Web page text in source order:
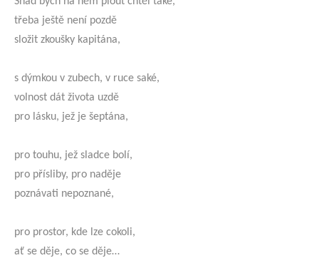
třeba ještě není pozdě
složit zkoušky kapitána,
s dýmkou v zubech, v ruce saké,
volnost dát života uzdě
pro lásku, jež je šeptána,
pro touhu, jež sladce bolí,
pro přísliby, pro naděje
poznávati nepoznané,
pro prostor, kde lze cokoli,
ať se děje, co se děje…